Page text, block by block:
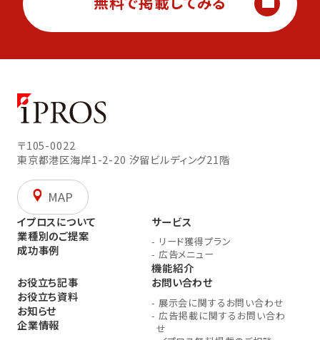
〒105-0022
東京都港区海岸1-2-20 汐留ビルディング21階
MAP
イプロスについて
業種別のご提案
成功事例
サービス
- リード獲得プラン
- 広告メニュー
機能紹介
お役立ち記事
お役立ち資料
お知らせ
企業情報
お問い合わせ
- 展示会に関するお問い合わせ
- 広告掲載に関するお問い合わ
せ